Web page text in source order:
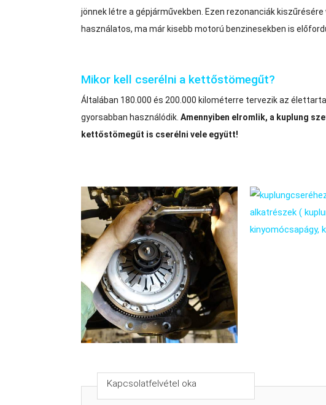
jönnek létre a gépjárművekben. Ezen rezonanciák
használatos, ma már kisebb motorú benzinesekben is
Mikor kell cserélni a kettőstömegűt?
Általában 180.000 és 200.000 kilométerre tervezik az
gyorsabban használódik. Amennyiben elromlik, a kuplung
kettőstömegűt is cserélni vele együtt!
Kapcsolatfelvétel oka